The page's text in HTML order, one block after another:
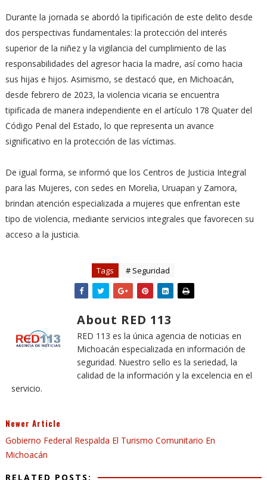
Durante la jornada se abordó la tipificación de este delito desde
dos perspectivas fundamentales: la protección del interés
superior de la niñez y la vigilancia del cumplimiento de las
responsabilidades del agresor hacia la madre, así como hacia
sus hijas e hijos. Asimismo, se destacó que, en Michoacán,
desde febrero de 2023, la violencia vicaria se encuentra
tipificada de manera independiente en el artículo 178 Quater del
Código Penal del Estado, lo que representa un avance
significativo en la protección de las víctimas.
De igual forma, se informó que los Centros de Justicia Integral
para las Mujeres, con sedes en Morelia, Uruapan y Zamora,
brindan atención especializada a mujeres que enfrentan este
tipo de violencia, mediante servicios integrales que favorecen su
acceso a la justicia.
Tags # Seguridad
About RED 113
RED 113 es la única agencia de noticias en
Michoacán especializada en información de
seguridad. Nuestro sello es la seriedad, la
calidad de la información y la excelencia en el
servicio.
Newer Article
Gobierno Federal Respalda El Turismo Comunitario En
Michoacán
RELATED POSTS: